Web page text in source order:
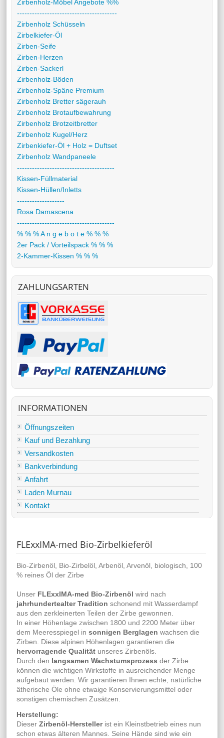
Zirbenholz-Möbel Angebote %%
----------------------------------------
Zirbenholz Schüsseln
Zirbelkiefer-Öl
Zirben-Seife
Zirben-Herzen
Zirben-Sackerl
Zirbenholz-Böden
Zirbenholz-Späne Premium
Zirbenholz Bretter sägerauh
Zirbenholz Brotaufbewahrung
Zirbenholz Brotzeitbretter
Zirbenholz Kugel/Herz
Zirbenkiefer-Öl + Holz = Duftset
Zirbenholz Wandpaneele
---------------------------------------
Kissen-Füllmaterial
Kissen-Hüllen/Inletts
-------------------
Rosa Damascena
---------------------------------------
% % % A n g e b o t e % % %
2er Pack / Vorteilspack % % %
2-Kammer-Kissen % % %
ZAHLUNGSARTEN
INFORMATIONEN
Öffnungszeiten
Kauf und Bezahlung
Versandkosten
Bankverbindung
Anfahrt
Laden Murnau
Kontakt
FLExxIMA-med Bio-Zirbelkieferöl
Bio-Zirbenöl, Bio-Zirbelöl, Arbenöl, Arvenöl, biologisch, 100
% reines Öl der Zirbe
Unser FLExxIMA-med Bio-Zirbenöl wird nach
jahrhundertealter Tradition schonend mit Wasserdampf
aus den zerkleinerten Teilen der Zirbe gewonnen.
In einer Höhenlage zwischen 1800 und 2200 Meter über
dem Meeresspiegel insonnigen Berglagen wachsen die
Zirben. Diese alpinen Höhenlagen garantieren die
hervorragende Qualität unseres Zirbenöls.
Durch den langsamen Wachstumsprozess der Zirbe
können die wichtigen Wirkstoffe in ausreichender Menge
aufgebaut werden. Wir garantieren Ihnen echte, natürliche
ätherische Öle ohne etwaige Konservierungsmittel oder
sonstigen chemischen Zusätzen.
Herstellung:
DieserZirbenöl-Hersteller ist ein Kleinstbetrieb eines nun
schon etwas älteren Mannes. Seine Hände sind wie ein